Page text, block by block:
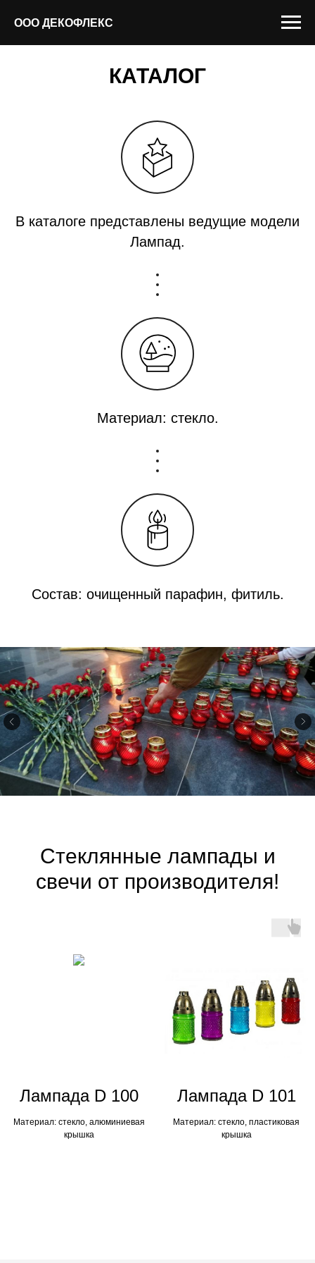
ООО ДЕКОФЛЕКС
КАТАЛОГ
В каталоге представлены ведущие модели
Лампад.
Материал: стекло.
Состав: очищенный парафин, фитиль.
Стеклянные лампады и
свечи от производителя!
Лампадa D 100
Материал: стекло, алюминиевая
крышка
Лампадa D 101
Материал: стекло, пластиковая
крышка